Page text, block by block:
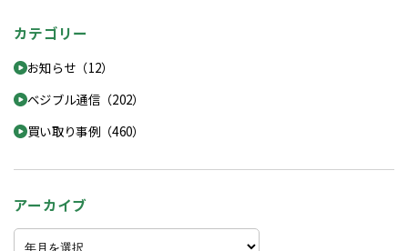
カテゴリー
お知らせ（12）
ベジブル通信（202）
買い取り事例（460）
アーカイブ